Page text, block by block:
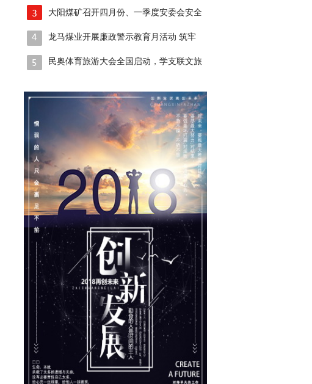
大阳煤矿召开四月份、一季度安委会安全
龙马煤业开展廉政警示教育月活动 筑牢
民奥体育旅游大会全国启动，学支联文旅